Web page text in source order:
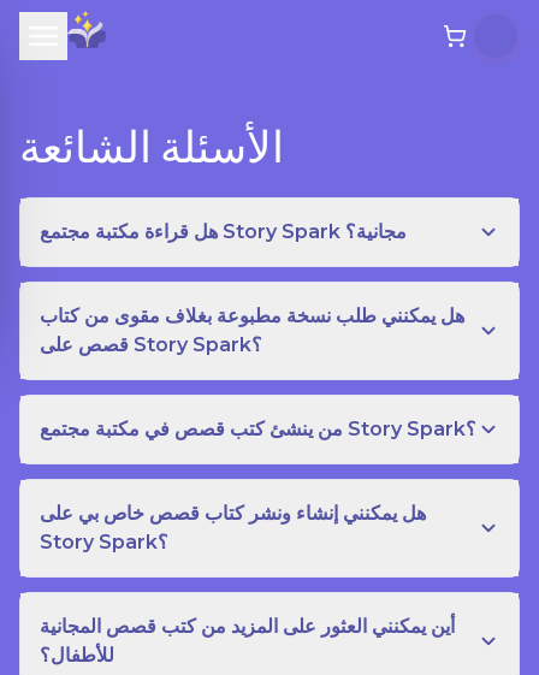
الأسئلة الشائعة
هل قراءة مكتبة مجتمع Story Spark مجانية؟
هل يمكنني طلب نسخة مطبوعة بغلاف مقوى من كتاب
قصص على Story Spark؟
من ينشئ كتب قصص في مكتبة مجتمع Story Spark؟
هل يمكنني إنشاء ونشر كتاب قصص خاص بي على
Story Spark؟
أين يمكنني العثور على المزيد من كتب قصص المجانية
للأطفال؟